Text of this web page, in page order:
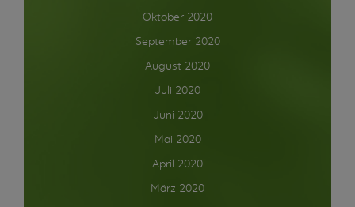
Oktober 2020
September 2020
August 2020
Juli 2020
Juni 2020
Mai 2020
April 2020
März 2020